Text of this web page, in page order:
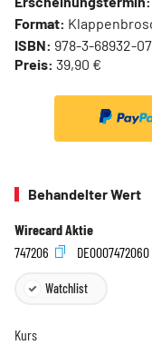
Format:
ISBN: 978-3-68932-
Preis: 39,90 €
Behandelter Wert
Wirecard Aktie
747206
DE0007472060
Watchlist
Kurs